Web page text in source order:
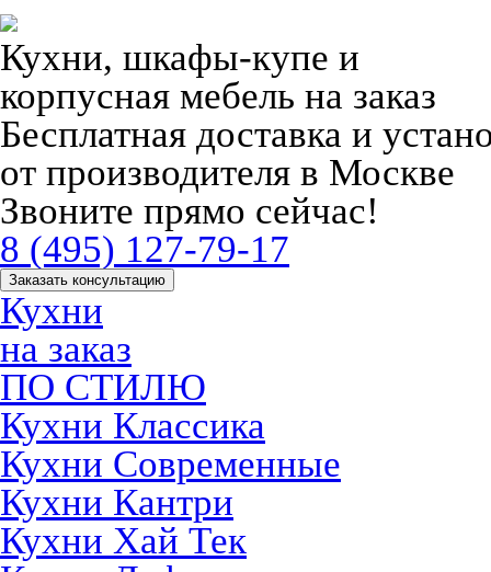
Кухни, шкафы-купе и
корпусная мебель на заказ
Бесплатная доставка и
от производителя в Москве
Звоните прямо сейчас!
8 (495) 127-79-17
Заказать консультацию
Кухни
на заказ
ПО СТИЛЮ
Кухни Классика
Кухни Современные
Кухни Кантри
Кухни Хай Тек